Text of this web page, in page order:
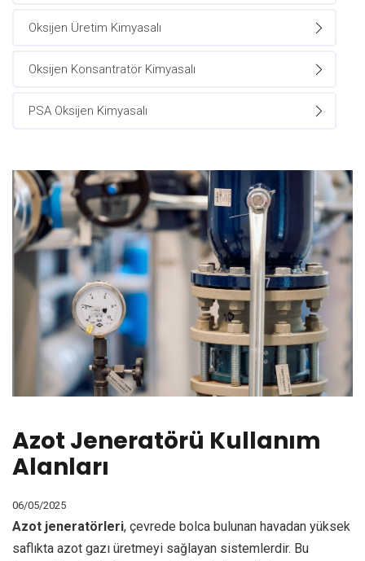
Oksijen Üretim Kimyasalı
Oksijen Konsantratör Kimyasalı
PSA Oksijen Kimyasalı
Azot Jeneratörü Kullanım
Alanları
06/05/2025
Azot jeneratörleri, çevrede bolca bulunan havadan yüksek
saflıkta azot gazı üretmeyi sağlayan sistemlerdir. Bu